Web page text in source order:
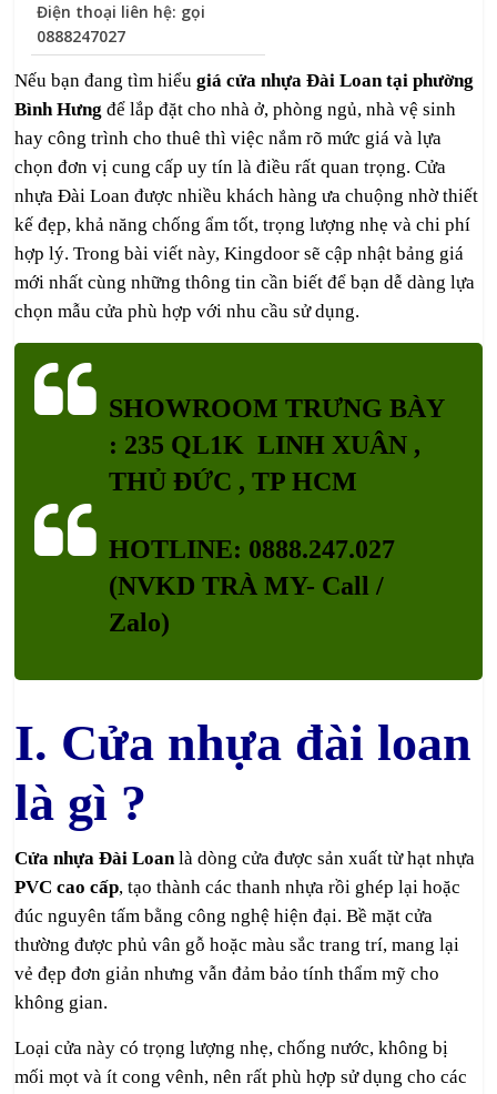
Điện thoại liên hệ: gọi
0888247027
Nếu bạn đang tìm hiểugiá cửa nhựa Đài Loan tại phường
Bình Hưng để lắp đặt cho nhà ở, phòng ngủ, nhà vệ sinh
hay công trình cho thuê thì việc nắm rõ mức giá và lựa
chọn đơn vị cung cấp uy tín là điều rất quan trọng. Cửa
nhựa Đài Loan được nhiều khách hàng ưa chuộng nhờ thiết
kế đẹp, khả năng chống ẩm tốt, trọng lượng nhẹ và chi phí
hợp lý. Trong bài viết này, Kingdoor sẽ cập nhật bảng giá
mới nhất cùng những thông tin cần biết để bạn dễ dàng lựa
chọn mẫu cửa phù hợp với nhu cầu sử dụng.
SHOWROOM TRƯNG BÀY
: 235 QL1K LINH XUÂN ,
THỦ ĐỨC , TP HCM
HOTLINE: 0888.247.027
(NVKD TRÀ MY- Call /
Zalo)
I. Cửa nhựa đài loan
là gì ?
Cửa nhựa Đài Loanlà dòng cửa được sản xuất từ hạt nhựa
PVC cao cấp, tạo thành các thanh nhựa rồi ghép lại hoặc
đúc nguyên tấm bằng công nghệ hiện đại. Bề mặt cửa
thường được phủ vân gỗ hoặc màu sắc trang trí, mang lại
vẻ đẹp đơn giản nhưng vẫn đảm bảo tính thẩm mỹ cho
không gian.
Loại cửa này có trọng lượng nhẹ, chống nước, không bị
mối mọt và ít cong vênh, nên rất phù hợp sử dụng cho các